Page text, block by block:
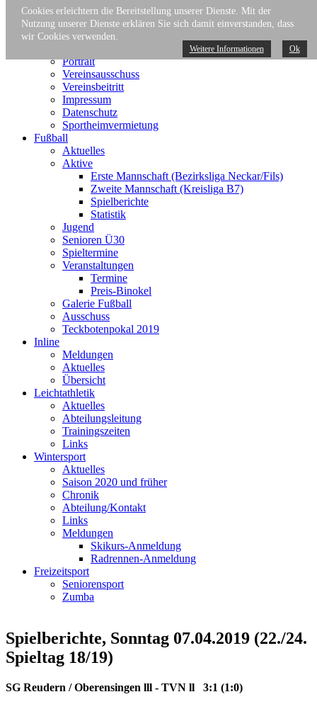
TVN
Hauptverein
Portrait
Vereinsausschuss
Vereinsbeitritt
Impressum
Datenschutz
Sportheimvermietung
Fußball
Aktuelles
Aktive
Erste Mannschaft (Bezirksliga Neckar/Fils)
Zweite Mannschaft (Kreisliga B7)
Spielberichte
Statistik
Jugend
Senioren Ü30
Spieltermine
Veranstaltungen
Termine
Preis-Binokel
Galerie Fußball
Ausschuss
Teckbotenpokal 2019
Inline
Meldungen
Aktuelles
Übersicht
Leichtathletik
Aktuelles
Abteilungsleitung
Trainingszeiten
Links
Wintersport
Aktuelles
Saison 2020 und früher
Chronik
Abteilung/Kontakt
Links
Meldungen
Skikurs-Anmeldung
Radrennen-Anmeldung
Freizeitsport
Seniorensport
Zumba
Spielberichte, Sonntag 07.04.2019 (22./24.
Spieltag 18/19)
SG Reudern / Oberensingen lll - TVN ll 3:1 (1:0)
Cookies erleichtern die Bereitstellung unserer Dienste. Mit der
Nutzung unserer Dienste erklären Sie sich damit einverstanden, dass
wir Cookies verwenden.
Weitere Informationen Ok